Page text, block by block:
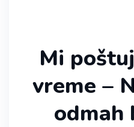
Mi
vreme –
odmah